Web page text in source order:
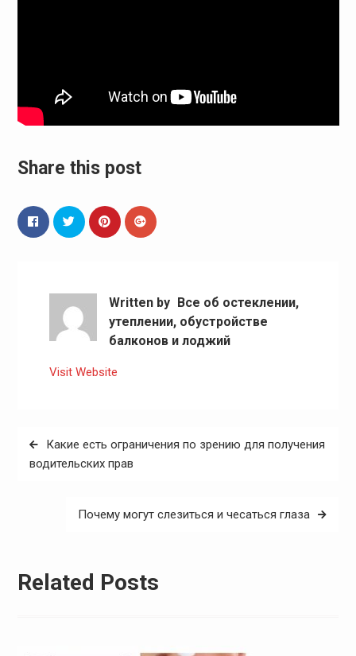
Share this post
Written by Все об остеклении,
утеплении, обустройстве
балконов и лоджий
Visit Website
Навигация
по
Какие есть ограничения по зрению для получения
водительских прав
Почему могут слезиться и чесаться глаза
Related Posts